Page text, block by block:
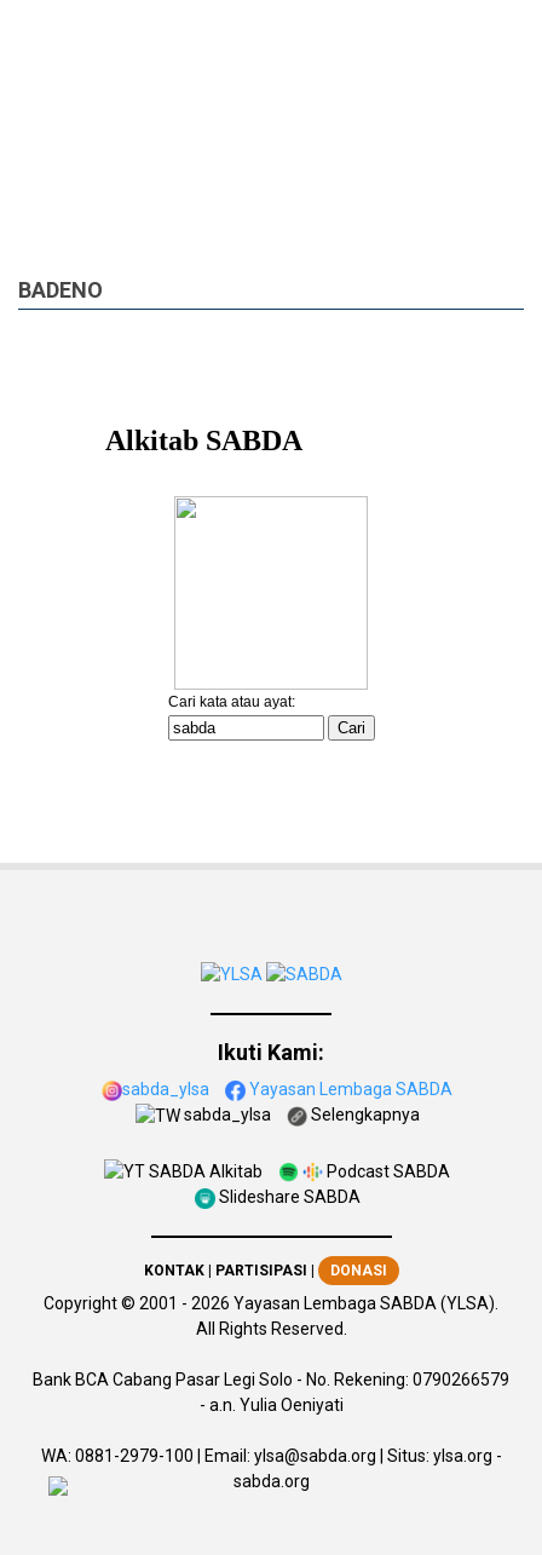
BADENO
Ikuti Kami:
sabda_ylsa
Yayasan Lembaga SABDA
sabda_ylsa
Selengkapnya
SABDA Alkitab
Podcast SABDA
Slideshare SABDA
KONTAK| PARTISIPASI DONASI
Copyright© 2001 - 2026 Yayasan Lembaga SABDA (YLSA).
All Rights Reserved.
Bank BCA Cabang Pasar Legi Solo - No. Rekening: 0790266579
- a.n. Yulia Oeniyati
WA: 0881-2979-100 | Email: ylsa@sabda.org | Situs: ylsa.org -
sabda.org